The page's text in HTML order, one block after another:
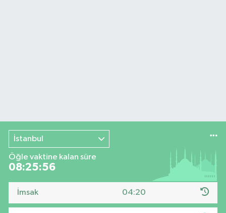
İstanbul
Öğle vaktine kalan süre
08:25:56
İmsak 04:20